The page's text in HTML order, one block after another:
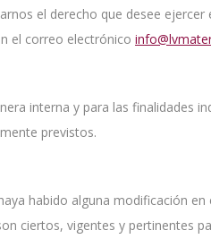
el derecho que desee
el correo electrónico
interna y para las finalidades
previstos.
habido alguna modificación
ciertos, vigentes y pertinentes